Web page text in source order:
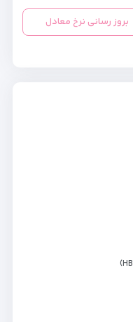
بروز رسانی نرخ معادل